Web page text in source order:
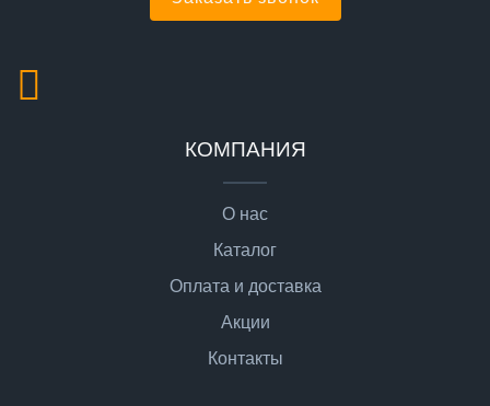
КОМПАНИЯ
О нас
Каталог
Оплата и доставка
Акции
Контакты